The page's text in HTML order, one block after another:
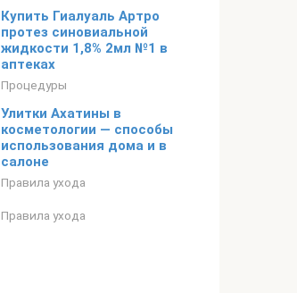
Купить Гиалуаль Артро
протез синовиальной
жидкости 1,8% 2мл №1 в
аптеках
Процедуры
Улитки Ахатины в
косметологии — способы
использования дома и в
салоне
Правила ухода
Правила ухода